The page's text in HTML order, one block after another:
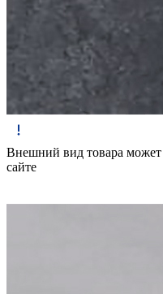
Внешний вид товара может
сайте